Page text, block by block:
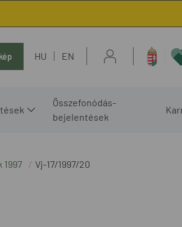
HU EN
Összefonódás-
bejelentések
Vj-17/1997/20